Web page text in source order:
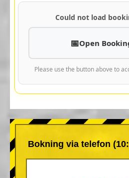
Could not load
Open
Please use the button above to
Bokning via telefon